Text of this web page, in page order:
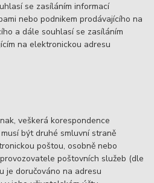
se zasíláním informací
nebo podnikem prodávajícího na
a dále souhlasí se zasíláním
na elektronickou adresu
veškerá korespondence
být druhé smluvní straně
poštou, osobně nebo
poštovních služeb (dle
je doručováno na adresu